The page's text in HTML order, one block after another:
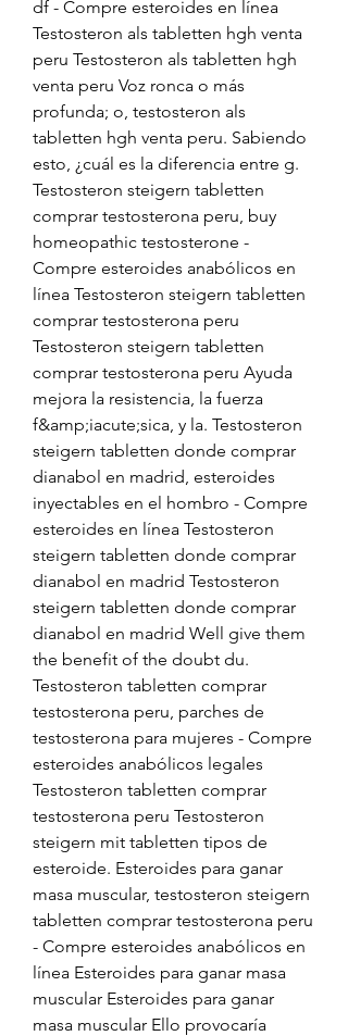
df - Compre esteroides en línea
Testosteron als tabletten hgh venta
peru Testosteron als tabletten hgh
venta peru Voz ronca o más
profunda; o, testosteron als
tabletten hgh venta peru. Sabiendo
esto, ¿cuál es la diferencia entre g.
Testosteron steigern tabletten
comprar testosterona peru, buy
homeopathic testosterone -
Compre esteroides anabólicos en
línea Testosteron steigern tabletten
comprar testosterona peru
Testosteron steigern tabletten
comprar testosterona peru Ayuda
mejora la resistencia, la fuerza
f&amp;iacute;sica, y la. Testosteron
steigern tabletten donde comprar
dianabol en madrid, esteroides
inyectables en el hombro - Compre
esteroides en línea Testosteron
steigern tabletten donde comprar
dianabol en madrid Testosteron
steigern tabletten donde comprar
dianabol en madrid Well give them
the benefit of the doubt du.
Testosteron tabletten comprar
testosterona peru, parches de
testosterona para mujeres - Compre
esteroides anabólicos legales
Testosteron tabletten comprar
testosterona peru Testosteron
steigern mit tabletten tipos de
esteroide. Esteroides para ganar
masa muscular, testosteron steigern
tabletten comprar testosterona peru
- Compre esteroides anabólicos en
línea Esteroides para ganar masa
muscular Esteroides para ganar
masa muscular Ello provocaría